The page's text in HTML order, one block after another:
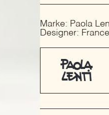
Marke: Paola
Designer: